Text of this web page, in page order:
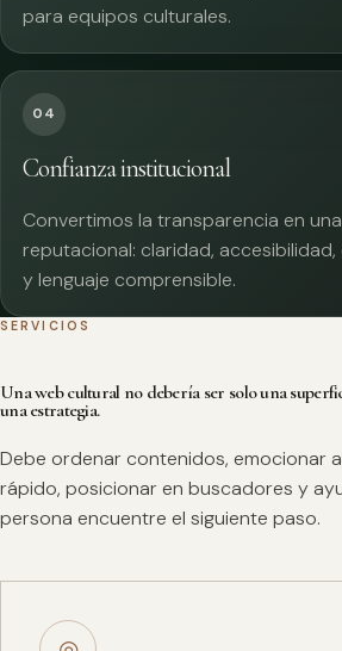
para equipos culturales.
04
Confianza institucional
Convertimos la transparencia en
reputacional: claridad,
y lenguaje comprensible.
SERVICIOS
Una web cultural no debería ser solo una
una estrategia.
Debe ordenar contenidos, emocionar
rápido, posicionar en buscadores y
persona encuentre el siguiente paso.